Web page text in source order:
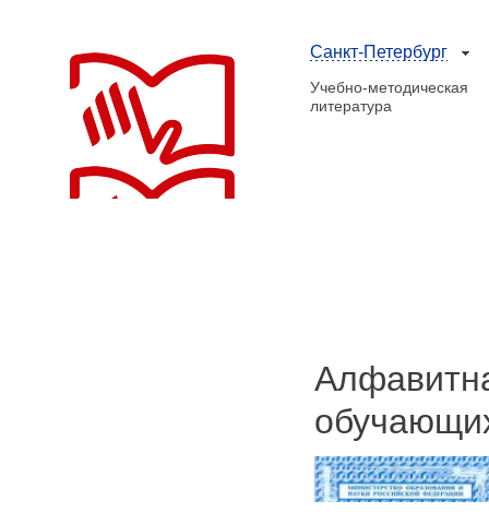
Санкт-Петербург
Учебно-методическая
литература